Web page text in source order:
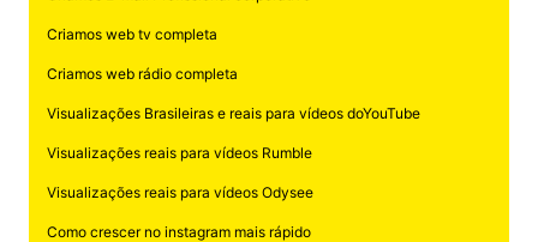
Criamos web tv completa
Criamos web rádio completa
Visualizações Brasileiras e reais para vídeos doYouTube
Visualizações reais para vídeos Rumble
Visualizações reais para vídeos Odysee
Como crescer no instagram mais rápido